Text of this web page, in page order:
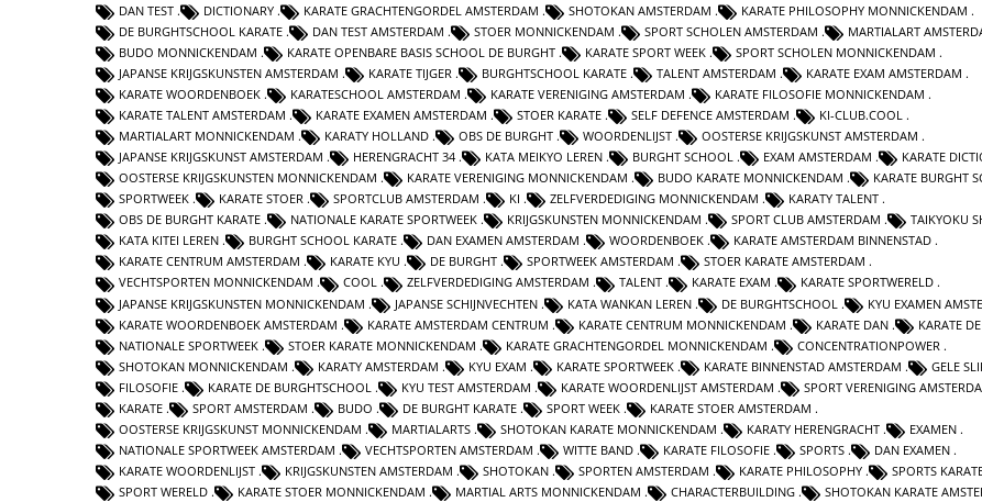
DAN TEST
DICTIONARY KARATE GRACHTENGORDEL AMSTERDAM SHOTOKAN AMSTERDAM
KARATE PHILOSOPHY MONNICKENDAM
DE BURGHTSCHOOL KARATE
DAN TEST AMSTERDAM STOER MONNICKENDAM SPORT SCHOLEN AMSTERDAM
MARTIALART
BUDO MONNICKENDAM
KARATE OPENBARE BASIS SCHOOL DE BURGHT KARATE SPORT WEEK
SPORT SCHOLEN MONNICKENDAM
JAPANSE KRIJGSKUNSTEN AMSTERDAM
KARATE TIJGER BURGHTSCHOOL KARATE TALENT AMSTERDAM
KARATE EXAM AMSTERDAM
KARATE WOORDENBOEK
KARATESCHOOL AMSTERDAM KARATE VERENIGING AMSTERDAM
KARATE FILOSOFIE MONNICKENDAM
KARATE TALENT AMSTERDAM
KARATE EXAMEN AMSTERDAM STOER KARATE SELF DEFENCE AMSTERDAM
KI-CLUB.COOL
MARTIALART MONNICKENDAM
KARATY HOLLAND OBS DE BURGHT WOORDENLIJST
OOSTERSE KRIJGSKUNST AMSTERDAM
JAPANSE KRIJGSKUNST AMSTERDAM
HERENGRACHT 34 KATA MEIKYO LEREN BURGHT SCHOOL EXAM AMSTERDAM
KARATE
OOSTERSE KRIJGSKUNSTEN MONNICKENDAM
KARATE VERENIGING MONNICKENDAM BUDO KARATE MONNICKENDAM
KARATE BURGHT
SPORTWEEK
KARATE STOER SPORTCLUB AMSTERDAM KI ZELFVERDEDIGING MONNICKENDAM
KARATY TALENT
OBS DE BURGHT KARATE
NATIONALE KARATE SPORTWEEK KRIJGSKUNSTEN MONNICKENDAM SPORT CLUB AMSTERDAM
TAIKYOKU
KATA KITEI LEREN
BURGHT SCHOOL KARATE DAN EXAMEN AMSTERDAM WOORDENBOEK
KARATE AMSTERDAM BINNENSTAD
KARATE CENTRUM AMSTERDAM
KARATE KYU DE BURGHT SPORTWEEK AMSTERDAM
STOER KARATE AMSTERDAM
VECHTSPORTEN MONNICKENDAM
COOL ZELFVERDEDIGING AMSTERDAM TALENT KARATE EXAM
KARATE SPORTWERELD
JAPANSE KRIJGSKUNSTEN MONNICKENDAM
JAPANSE SCHIJNVECHTEN KATA WANKAN LEREN DE BURGHTSCHOOL
KYU EXAMEN
KARATE WOORDENBOEK AMSTERDAM
KARATE AMSTERDAM CENTRUM KARATE CENTRUM MONNICKENDAM KARATE DAN
KARATE
NATIONALE SPORTWEEK
STOER KARATE MONNICKENDAM KARATE GRACHTENGORDEL MONNICKENDAM
CONCENTRATIONPOWER
SHOTOKAN MONNICKENDAM
KARATY AMSTERDAM KYU EXAM KARATE SPORTWEEK KARATE BINNENSTAD AMSTERDAM
GELE
FILOSOFIE
KARATE DE BURGHTSCHOOL KYU TEST AMSTERDAM KARATE WOORDENLIJST AMSTERDAM
SPORT VERENIGING
KARATE
SPORT AMSTERDAM BUDO DE BURGHT KARATE SPORT WEEK
KARATE STOER AMSTERDAM
OOSTERSE KRIJGSKUNST MONNICKENDAM
MARTIALARTS SHOTOKAN KARATE MONNICKENDAM KARATY HERENGRACHT
EXAMEN
NATIONALE SPORTWEEK AMSTERDAM
VECHTSPORTEN AMSTERDAM WITTE BAND KARATE FILOSOFIE SPORTS
DAN EXAMEN
KARATE WOORDENLIJST
KRIJGSKUNSTEN AMSTERDAM SHOTOKAN SPORTEN AMSTERDAM KARATE PHILOSOPHY
SPORTS
SPORT WERELD
KARATE STOER MONNICKENDAM MARTIAL ARTS MONNICKENDAM CHARACTERBUILDING
SHOTOKAN KARATE